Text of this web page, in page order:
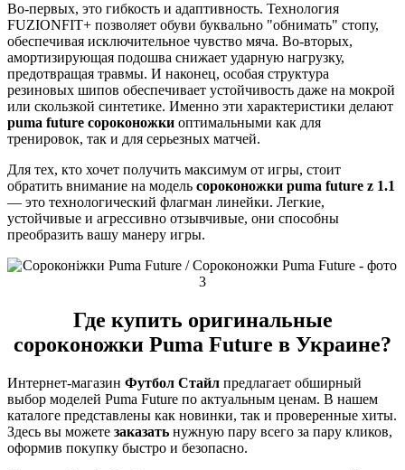
Во-первых, это гибкость и адаптивность. Технология
FUZIONFIT+ позволяет обуви буквально "обнимать" стопу,
обеспечивая исключительное чувство мяча. Во-вторых,
амортизирующая подошва снижает ударную нагрузку,
предотвращая травмы. И наконец, особая структура
резиновых шипов обеспечивает устойчивость даже на мокрой
или скользкой синтетике. Именно эти характеристики делают
puma future сороконожки оптимальными как для
тренировок, так и для серьезных матчей.
Для тех, кто хочет получить максимум от игры, стоит
обратить внимание на модель сороконожки puma future z 1.1
— это технологический флагман линейки. Легкие,
устойчивые и агрессивно отзывчивые, они способны
преобразить вашу манеру игры.
Где купить оригинальные
сороконожки Puma Future в Украине?
Интернет-магазин Футбол Стайл предлагает обширный
выбор моделей Puma Future по актуальным ценам. В нашем
каталоге представлены как новинки, так и проверенные хиты.
Здесь вы можете заказать нужную пару всего за пару кликов,
оформив покупку быстро и безопасно.